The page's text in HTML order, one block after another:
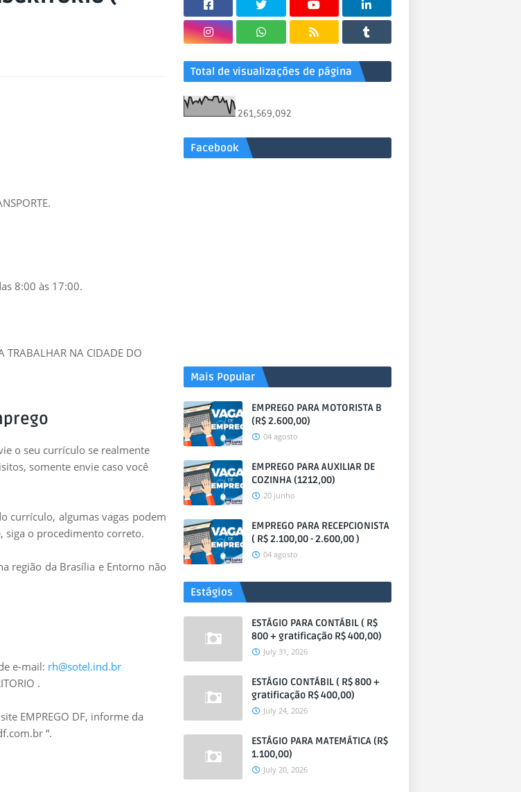
8:00 às 17:00.
TRABALHAR NA CIDADE DO
o seu currículo se realmente
somente envie caso você
currículo, algumas vagas podem
siga o procedimento correto.
região da Brasília e Entorno não
e-mail: rh@sotel.ind.br
.
EMPREGO DF, informe da
“.
Total de visualizações de página
261,569,092
Facebook
Mais Popular
EMPREGO PARA MOTORISTA B
(R$ 2.600,00)
04 agosto
EMPREGO PARA AUXILIAR DE
COZINHA (1212,00)
20 junho
EMPREGO PARA RECEPCIONISTA
( R$ 2.100,00 - 2.600,00 )
04 agosto
Estágios
ESTÁGIO PARA CONTÁBIL ( R$
800 + gratificação R$ 400,00)
July 31, 2026
ESTÁGIO CONTÁBIL ( R$ 800 +
gratificação R$ 400,00)
July 24, 2026
ESTÁGIO PARA MATEMÁTICA (R$
1.100,00)
July 20, 2026